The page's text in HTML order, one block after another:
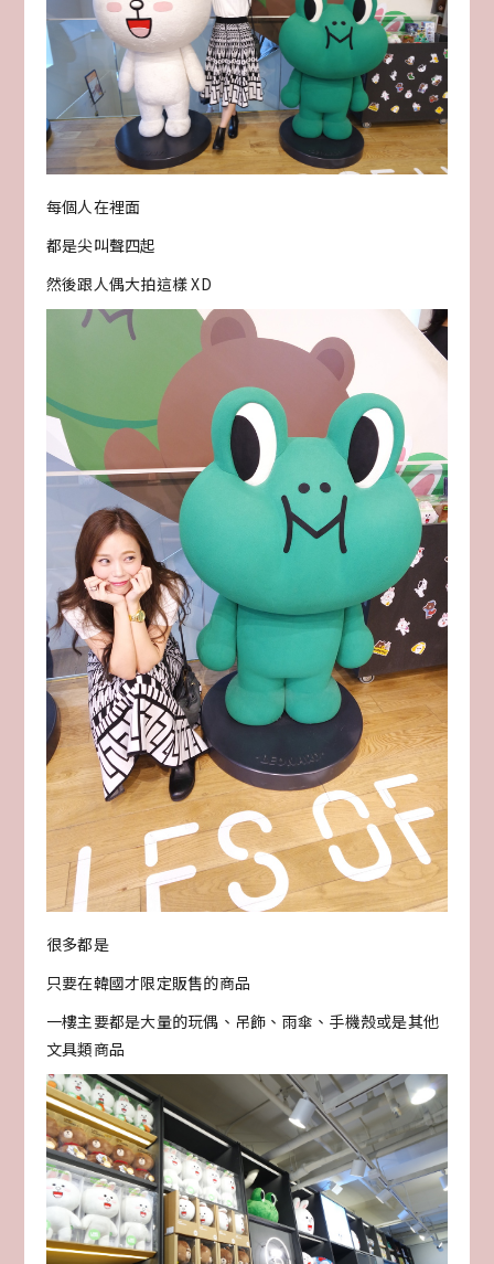
每個人在裡面
都是尖叫聲四起
然後跟人偶大拍這樣 XD
很多都是
只要在韓國才限定販售的商品
一樓主要都是大量的玩偶、吊飾、雨傘、手機殼或是其他
文具類商品